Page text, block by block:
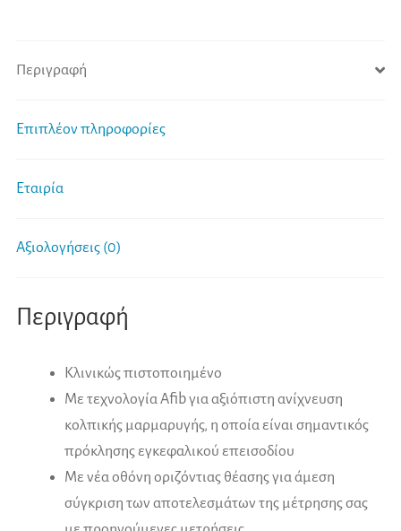
Περιγραφή
Επιπλέον πληροφορίες
Εταιρία
Αξιολογήσεις (0)
Περιγραφή
Κλινικώς πιστοποιημένο
Με τεχνολογία Afib για αξιόπιστη ανίχνευση
κολπικής μαρμαρυγής, η οποία είναι σημαντικός
πρόκλησης εγκεφαλικού επεισοδίου
Με νέα οθόνη οριζόντιας θέασης για άμεση
σύγκριση των αποτελεσμάτων της μέτρησης σας